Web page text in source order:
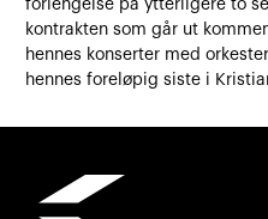
forlengelse på ytterligere to
kontrakten som går ut
hennes konserter med
hennes foreløpig siste i